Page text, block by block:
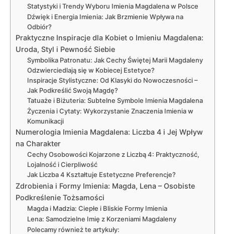
Statystyki i Trendy Wyboru Imienia Magdalena w Polsce
Dźwięk i Energia Imienia: Jak Brzmienie Wpływa na
Odbiór?
Praktyczne Inspiracje dla Kobiet o Imieniu Magdalena:
Uroda, Styl i Pewność Siebie
Symbolika Patronatu: Jak Cechy Świętej Marii Magdaleny
Odzwierciedlają się w Kobiecej Estetyce?
Inspiracje Stylistyczne: Od Klasyki do Nowoczesności –
Jak Podkreślić Swoją Magdę?
Tatuaże i Biżuteria: Subtelne Symbole Imienia Magdalena
Życzenia i Cytaty: Wykorzystanie Znaczenia Imienia w
Komunikacji
Numerologia Imienia Magdalena: Liczba 4 i Jej Wpływ
na Charakter
Cechy Osobowości Kojarzone z Liczbą 4: Praktyczność,
Lojalność i Cierpliwość
Jak Liczba 4 Kształtuje Estetyczne Preferencje?
Zdrobienia i Formy Imienia: Magda, Lena – Osobiste
Podkreślenie Tożsamości
Magda i Madzia: Ciepłe i Bliskie Formy Imienia
Lena: Samodzielne Imię z Korzeniami Magdaleny
Polecamy również te artykuły: